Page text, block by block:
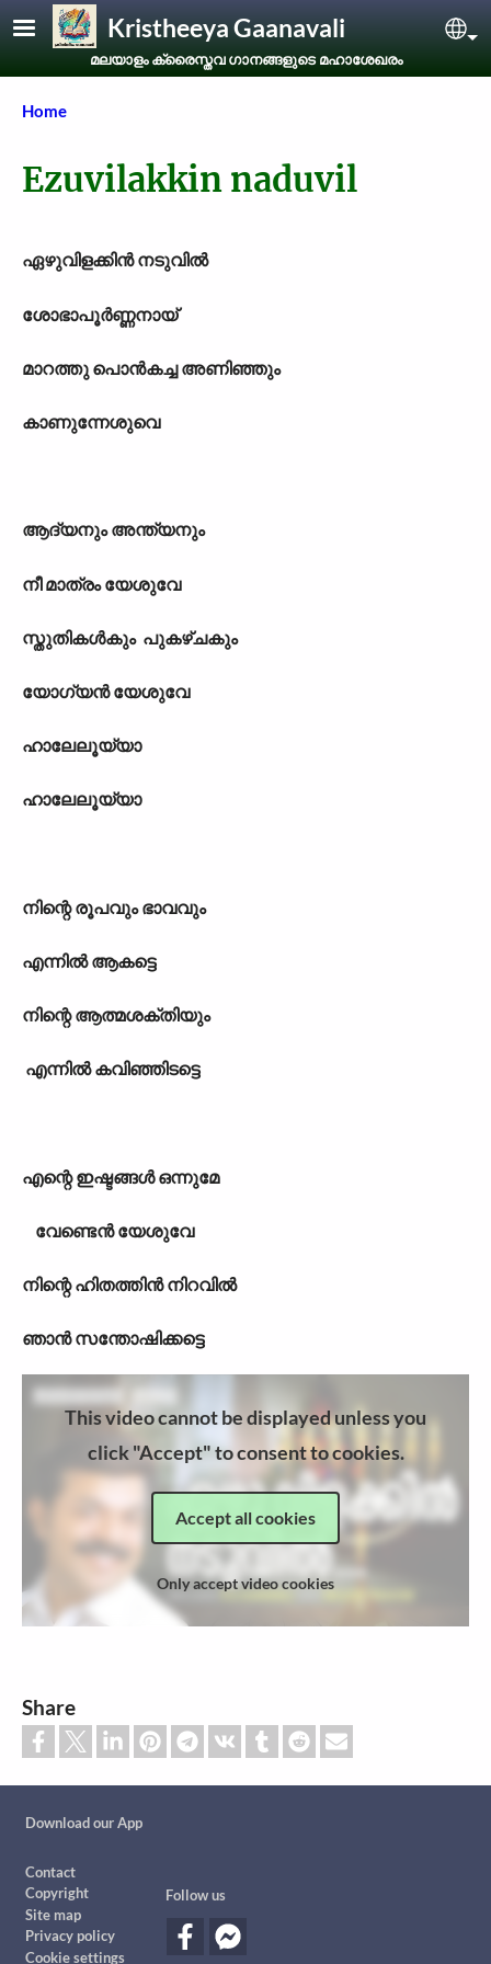
Skip to main contentKristheeya Gaanavali
മലയാളം ക്രൈസ്തവ ഗാനങ്ങളുടെ മഹാശേഖരം
Breadcrumb
Home
Ezuvilakkin naduvil
ഏഴുവിളക്കിന്‍ നടുവില്‍
ശോഭാപൂര്‍ണ്ണനായ്
മാറത്തു പൊന്‍കച്ച അണിഞ്ഞും
കാണുന്നേശുവെ
ആദ‍്യനുംഅന്ത‍്യനും
നീ മാത്രം യേശുവേ
സ്തുതികള്‍കും പുകഴ്ചകും
യോഗ‍്യന്‍ യേശുവേ
ഹാലേലൂയ്യാ
ഹാലേലൂയ്യാ
നിന്റെ രൂപവും ഭാവവും
എന്നില്‍ ആകട്ടെ
നിന്റെ ആത്മശക്തിയും
എന്നില്‍ കവിഞ്ഞിടട്ടെ
എന്റെ ഇഷ്ടങ്ങള്‍ ഒന്നുമേ
വേണ്ടെന്‍ യേശുവേ
നിന്റെ ഹിതത്തിന്‍ നിറവില്‍
ഞാന്‍ സന്തോഷിക്കട്ടെ
This video cannot be displayed unless you
click "Accept" to consent to cookies.
Accept all cookies
Only accept video cookies
Share
Download our App
Contact
Copyright
Site map
Privacy policy
Cookie settings
Follow us